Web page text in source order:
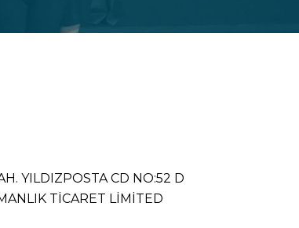
YILDIZPOSTA CD NO:52 D
TİCARET LİMİTED